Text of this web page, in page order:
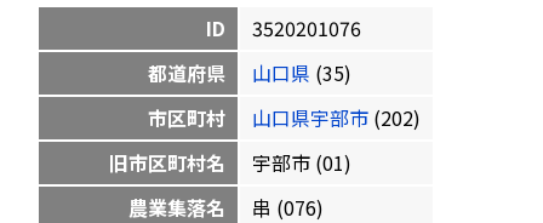
ID
3520201076
都道府県
山口県 (35)
市区町村
山口県宇部市 (202)
旧市区町村名
宇部市 (01)
農業集落名
串 (076)